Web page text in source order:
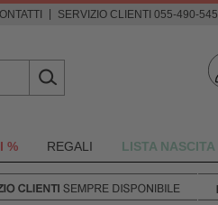
SERVIZIO CLIENTI 055-490-545
% REGALI LISTA NASCITA